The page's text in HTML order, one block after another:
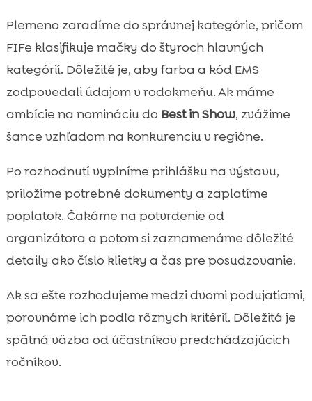
Plemeno zaradíme do správnej kategórie, pričom
FIFe klasifikuje mačky do štyroch hlavných
kategórií. Dôležité je, aby farba a kód EMS
zodpovedali údajom v rodokmeňu. Ak máme
ambície na nomináciu do Best in Show, zvážime
šance vzhľadom na konkurenciu v regióne.
Po rozhodnutí vyplníme prihlášku na výstavu,
priložíme potrebné dokumenty a zaplatíme
poplatok. Čakáme na potvrdenie od
organizátora a potom si zaznamenáme dôležité
detaily ako číslo klietky a čas pre posudzovanie.
Ak sa ešte rozhodujeme medzi dvomi podujatiami,
porovnáme ich podľa rôznych kritérií. Dôležitá je
spätná väzba od účastníkov predchádzajúcich
ročníkov.